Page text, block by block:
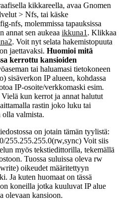
kikkareella, avaa Gnomen
> Nfs, tai käske
nfs, molemmissa tapauksissa
annat sen aukeaa ikkuna1 . Klikkaa
. Voit nyt selata hakemistopuuta
jaettavaksi. Huomioi mitä
kerrottu kansioiden
tai haluamasi tietokoneen
sisäverkon IP alueen, kohdassa
IP-osoite/verkkomaski esim.
kun kerrot ja annat halutut
rastin joko luku tai
valmista.
on jotain tämän tyylistä:
255.255.255.0(rw,sync) Voit siis
myös tekstiedittorilla, tekemällä
Tuossa suluissa oleva rw
oikeudet määritettyyn
Ja kuten huomaat on tässä
koneilla jotka kuuluvat IP alue
olevaan kansioon.